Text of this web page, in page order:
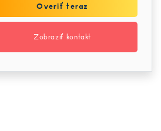
Overiť teraz
Zobraziť kontakt